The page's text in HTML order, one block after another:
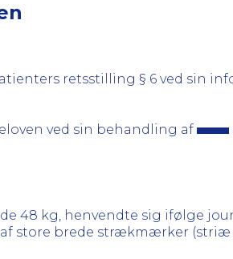
retsstilling § 6 ved sin
ved sin behandling af
48 kg, henvendte sig ifølge
store brede strækmærker